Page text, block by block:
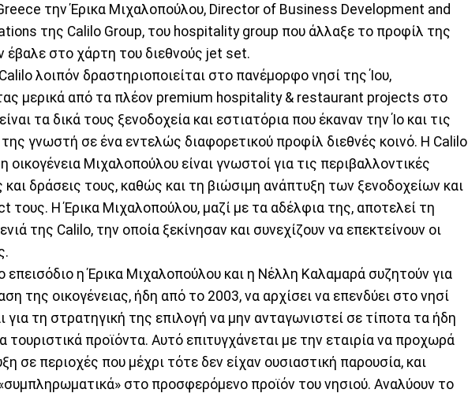
την Έρικα Μιχαλοπούλου, Director of Business Development and
της Calilo Group, του hospitality group που άλλαξε το προφίλ της
έβαλε στο χάρτη του διεθνούς jet set.
λοιπόν δραστηριοποιείται στο πανέμορφο νησί της Ίου,
μερικά από τα πλέον premium hospitality & restaurant projects στο
τα δικά τους ξενοδοχεία και εστιατόρια που έκαναν την Ίο και τις
γνωστή σε ένα εντελώς διαφορετικού προφίλ διεθνές κοινό. Η Calilo
οικογένεια Μιχαλοπούλου είναι γνωστοί για τις περιβαλλοντικές
και δράσεις τους, καθώς και τη βιώσιμη ανάπτυξη των ξενοδοχείων και
τους. Η Έρικα Μιχαλοπούλου, μαζί με τα αδέλφια της, αποτελεί τη
της Calilo, την οποία ξεκίνησαν και συνεχίζουν να επεκτείνουν οι
επεισόδιο η Έρικα Μιχαλοπούλου και η Νέλλη Καλαμαρά συζητούν για
της οικογένειας, ήδη από το 2003, να αρχίσει να επενδύει στο νησί
για τη στρατηγική της επιλογή να μην ανταγωνιστεί σε τίποτα τα ήδη
τουριστικά προϊόντα. Αυτό επιτυγχάνεται με την εταιρία να προχωρά
σε περιοχές που μέχρι τότε δεν είχαν ουσιαστική παρουσία, και
στο προσφερόμενο προϊόν του νησιού. Αναλύουν το